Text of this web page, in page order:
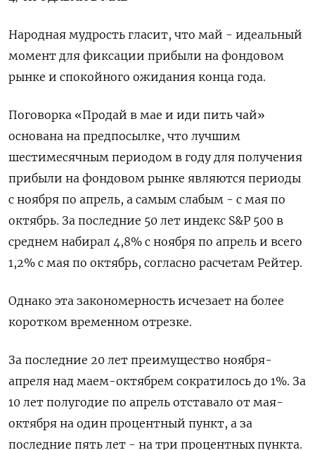
Народная мудрость гласит, что май - идеальный
момент для фиксации прибыли на фондовом
рынке и спокойного ожидания конца года.
Поговорка «Продай в мае и иди пить чай»
основана на предпосылке, что лучшим
шестимесячным периодом в году для получения
прибыли на фондовом рынке являются периоды
с ноября по апрель, а самым слабым - с мая по
октябрь. За последние 50 лет индекс S&P 500 в
среднем набирал 4,8% с ноября по апрель и всего
1,2% с мая по октябрь, согласно расчетам Рейтер.
Однако эта закономерность исчезает на более
коротком временном отрезке.
За последние 20 лет преимущество ноября-
апреля над маем-октябрем сократилось до 1%. За
10 лет полугодие по апрель отставало от мая-
октября на один процентный пункт, а за
последние пять лет - на три процентных пункта.